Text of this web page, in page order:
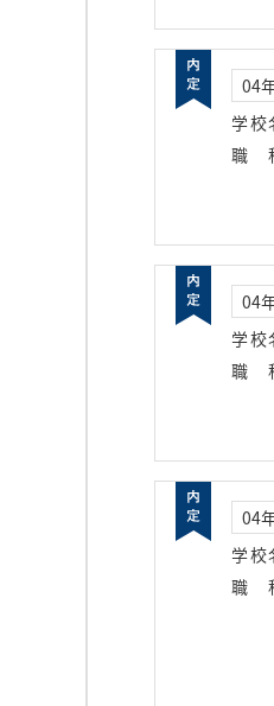
04
学校
職
04
学校
職
04
学校
職